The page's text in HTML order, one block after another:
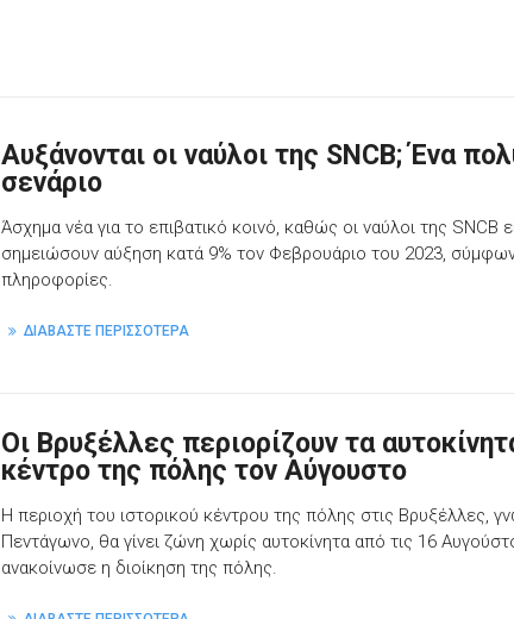
Αυξάνονται οι ναύλοι της SNCB; Ένα
σενάριο
Άσχημα νέα για το επιβατικό κοινό, καθώς οι ναύλοι της SNCB
σημειώσουν αύξηση κατά 9% τον Φεβρουάριο του 2023,
πληροφορίες.
ΔΙΑΒΑΣΤΕ ΠΕΡΙΣΣΟΤΕΡΑ
Οι Βρυξέλλες περιορίζουν τα
κέντρο της πόλης τον Αύγουστο
Η περιοχή του ιστορικού κέντρου της πόλης στις Βρυξέλλες,
Πεντάγωνο, θα γίνει ζώνη χωρίς αυτοκίνητα από τις 16
ανακοίνωσε η διοίκηση της πόλης.